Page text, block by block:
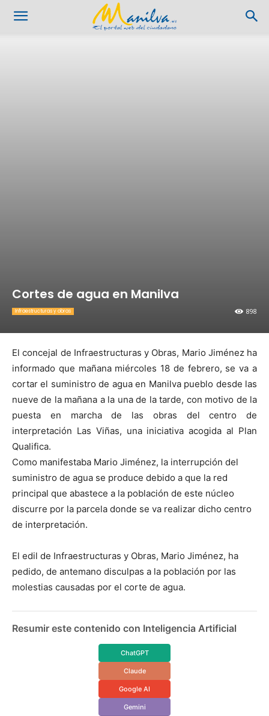
Cortes de agua en Manilva
898
Infraestructuras y obras
El concejal de Infraestructuras y Obras, Mario Jiménez ha
informado que mañana miércoles 18 de febrero, se va a
cortar el suministro de agua en Manilva pueblo desde las
nueve de la mañana a la una de la tarde, con motivo de la
puesta en marcha de las obras del centro de
interpretación Las Viñas, una iniciativa acogida al Plan
Qualifica.
Como manifestaba Mario Jiménez, la interrupción del
suministro de agua se produce debido a que la red
principal que abastece a la población de este núcleo
discurre por la parcela donde se va realizar dicho centro
de interpretación.
El edil de Infraestructuras y Obras, Mario Jiménez, ha
pedido, de antemano disculpas a la población por las
molestias causadas por el corte de agua.
Resumir este contenido con Inteligencia Artificial
ChatGPT
Claude
Google AI
Gemini